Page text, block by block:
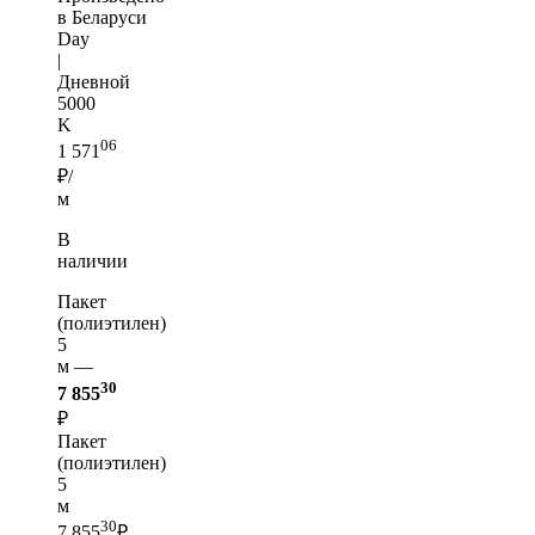
в Беларуси
Day
|
Дневной
5000
K
1 571 06
₽/
м
В
наличии
Пакет
(полиэтилен)
5
м —
7 85530
₽
Пакет
(полиэтилен)
5
м
30